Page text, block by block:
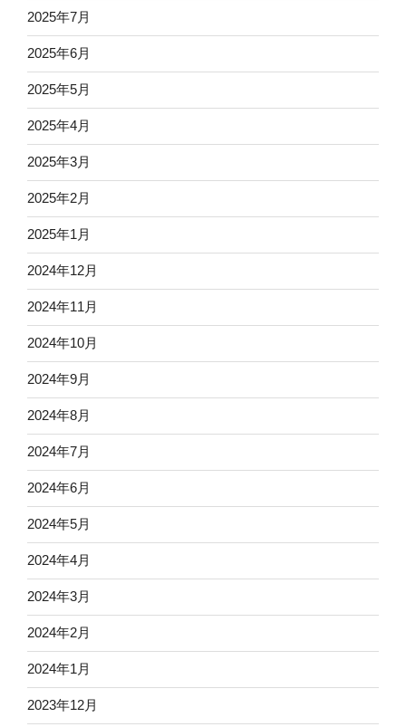
2025年7月
2025年6月
2025年5月
2025年4月
2025年3月
2025年2月
2025年1月
2024年12月
2024年11月
2024年10月
2024年9月
2024年8月
2024年7月
2024年6月
2024年5月
2024年4月
2024年3月
2024年2月
2024年1月
2023年12月